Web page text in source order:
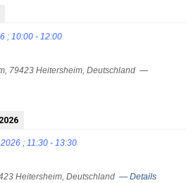
; 10:00 - 12:00
79423 Heitersheim, Deutschland —
; 11:30 - 13:30
Heitersheim, Deutschland — Details